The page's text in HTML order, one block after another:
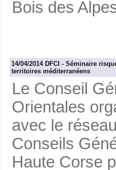
Bois des
14/04/2014 DFCI - Séminaire
territoires méditerranéens
Le Conseil
Orientales
avec le
Conseils
Haute Corse